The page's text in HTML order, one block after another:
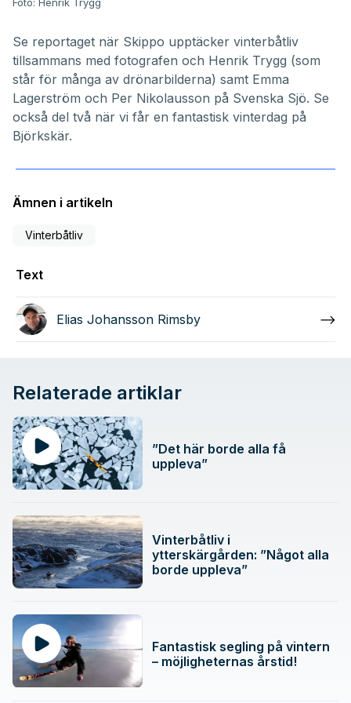
Se reportaget när Skippo upptäcker vinterbåtliv
tillsammans med fotografen och Henrik Trygg (som
står för många av drönarbilderna) samt Emma
Lagerström och Per Nikolausson på Svenska Sjö. Se
också del två när vi får en fantastisk vinterdag på
Björkskär.
Ämnen i artikeln
Vinterbåtliv
Text
Elias Johansson Rimsby
Relaterade artiklar
”Det här borde alla få
uppleva”
Vinterbåtliv i
ytterskärgården: ”Något alla
borde uppleva”
Fantastisk segling på vintern
– möjligheternas årstid!